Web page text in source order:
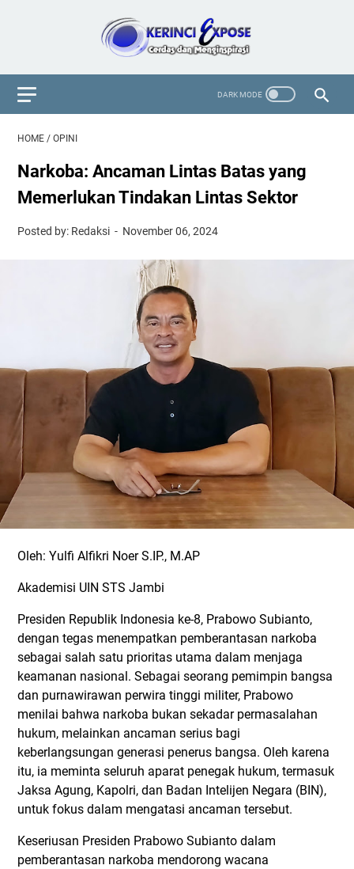
HOME / OPINI
Narkoba: Ancaman Lintas Batas yang
Memerlukan Tindakan Lintas Sektor
Posted by: Redaksi November 06, 2024
Oleh: Yulfi Alfikri Noer S.IP., M.AP
Akademisi UIN STS Jambi
Presiden Republik Indonesia ke-8, Prabowo Subianto,
dengan tegas menempatkan pemberantasan narkoba
sebagai salah satu prioritas utama dalam menjaga
keamanan nasional. Sebagai seorang pemimpin bangsa
dan purnawirawan perwira tinggi militer, Prabowo
menilai bahwa narkoba bukan sekadar permasalahan
hukum, melainkan ancaman serius bagi
keberlangsungan generasi penerus bangsa. Oleh karena
itu, ia meminta seluruh aparat penegak hukum, termasuk
Jaksa Agung, Kapolri, dan Badan Intelijen Negara (BIN),
untuk fokus dalam mengatasi ancaman tersebut.
Keseriusan Presiden Prabowo Subianto dalam
pemberantasan narkoba mendorong wacana